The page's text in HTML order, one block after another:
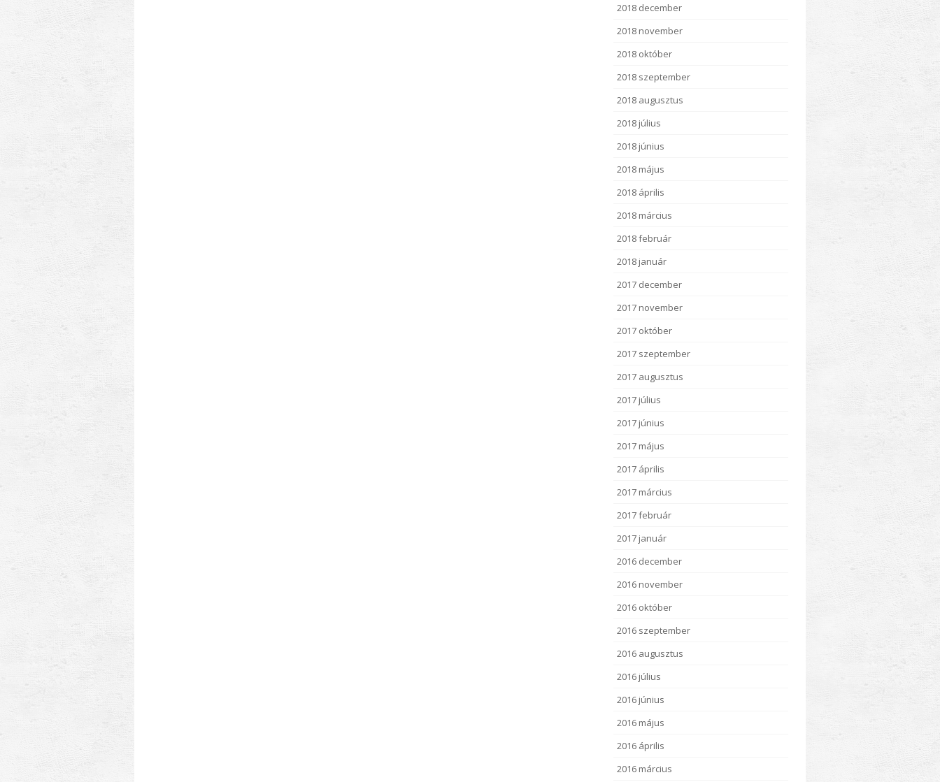
2018 december
2018 november
2018 október
2018 szeptember
2018 augusztus
2018 július
2018 június
2018 május
2018 április
2018 március
2018 február
2018 január
2017 december
2017 november
2017 október
2017 szeptember
2017 augusztus
2017 július
2017 június
2017 május
2017 április
2017 március
2017 február
2017 január
2016 december
2016 november
2016 október
2016 szeptember
2016 augusztus
2016 július
2016 június
2016 május
2016 április
2016 március